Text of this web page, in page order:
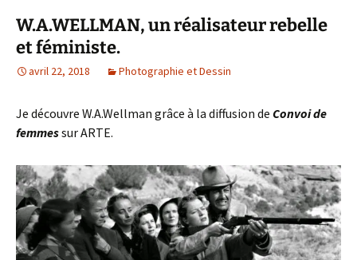
W.A.WELLMAN, un réalisateur rebelle
et féministe.
avril 22, 2018 Photographie et Dessin
Je découvre W.A.Wellman grâce à la diffusion de Convoi de
femmessur ARTE.